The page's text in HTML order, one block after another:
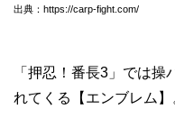
出典：https://carp-fight.com/
「押忍！番長3」では
れてくる【エンブレム】